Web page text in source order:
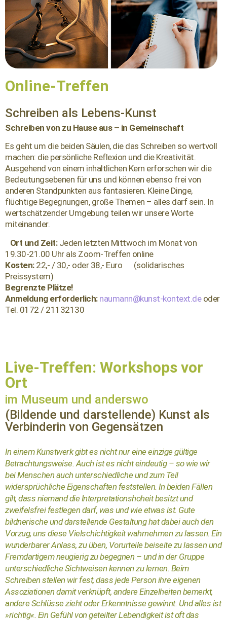
Online-Treffen
Schreiben als Lebens-Kunst
Schreiben von zu Hause aus – in Gemeinschaft
Es geht um die beiden Säulen, die das Schreiben so wertvoll
machen: die persönliche Reflexion und die Kreativität.
Ausgehend von einem inhaltlichen Kern erforschen wir die
Bedeutungsebenen für uns und können ebenso frei von
anderen Standpunkten aus fantasieren. Kleine Dinge,
flüchtige Begegnungen, große Themen – alles darf sein. In
wertschätzender Umgebung teilen wir unsere Worte
miteinander.
Ort und Zeit:Jeden letzten Mittwoch im Monat von
19.30-21.00 Uhr als Zoom-Treffen online
Kosten:22,- / 30,- oder 38,- Euro (solidarisches
Preissystem)
Begrenzte Plätze!
Anmeldung erforderlich: naumann@kunst-kontext.de oder
Tel. 0172 / 21132130
Live-Treffen: Workshops vor
Ort
im Museum und anderswo
(Bildende und darstellende) Kunst als
Verbinderin von Gegensätzen
In einem Kunstwerk gibt es nicht nur eine einzige gültige
Betrachtungsweise. Auch ist es nicht eindeutig – so wie wir
bei Menschen auch unterschiedliche und zum Teil
widersprüchliche Eigenschaften feststellen. In beiden Fällen
gilt, dass niemand die Interpretationshoheit besitzt und
zweifelsfrei festlegen darf, was und wie etwas ist. Gute
bildnerische und darstellende Gestaltung hat dabei auch den
Vorzug, uns diese Vielschichtigkeit wahrnehmen zu lassen. Ein
wunderbarer Anlass, zu üben, Vorurteile beiseite zu lassen und
Fremdartigem neugierig zu begegnen – und in der Gruppe
unterschiedliche Sichtweisen kennen zu lernen. Beim
Schreiben stellen wir fest, dass jede Person ihre eigenen
Assoziationen damit verknüpft, andere Einzelheiten bemerkt,
andere Schlüsse zieht oder Erkenntnisse gewinnt. Und alles ist
»richtig«. Ein Gefühl von geteilter Lebendigkeit ist oft das